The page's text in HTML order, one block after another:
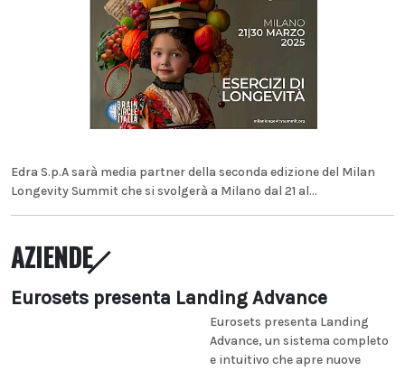
Edra S.p.A sarà media partner della seconda edizione del Milan
Longevity Summit che si svolgerà a Milano dal 21 al...
AZIENDE
Eurosets presenta Landing Advance
Eurosets presenta Landing
Advance, un sistema completo
e intuitivo che apre nuove